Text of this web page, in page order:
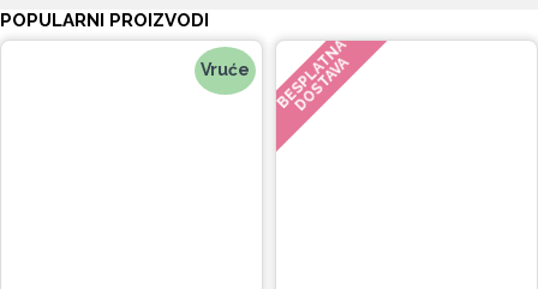
POPULARNI PROIZVODI
Vruće BESPLATNA
DOSTAVA